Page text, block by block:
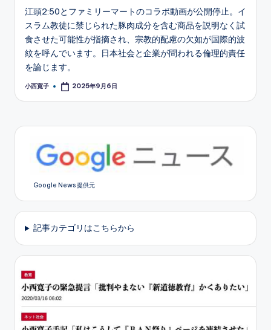
江頭2:50とファミリーマートのコラボ動画が公開停止。イ
スラム教徒に禁じられた豚肉成分を含む商品を説明なく試
食させた可能性が指摘され、宗教的配慮の欠如が国際的波
紋を呼んでいます。日本社会と企業が問われる倫理的責任
を論じます。
Posted
小西寛子 2025年9月6日
Google News 提供元
記事カテゴリはこちらから